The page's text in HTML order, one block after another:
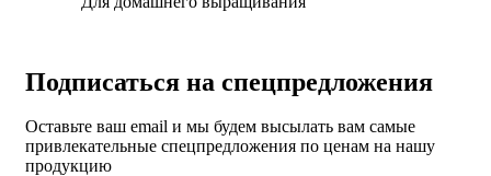
Подписаться на спецпредложения
Оставьте ваш email и мы будем высылать вам самые
привлекательные спецпредложения по ценам на нашу
продукцию